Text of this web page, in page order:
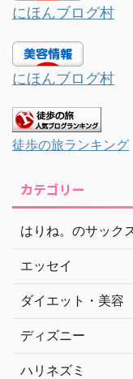
にほんブログ村
にほんブログ村
徒歩の旅ランキング
カテゴリー
はりね。のサック
エッセイ
ダイエット・美容
ディズニー
ハリネズミ